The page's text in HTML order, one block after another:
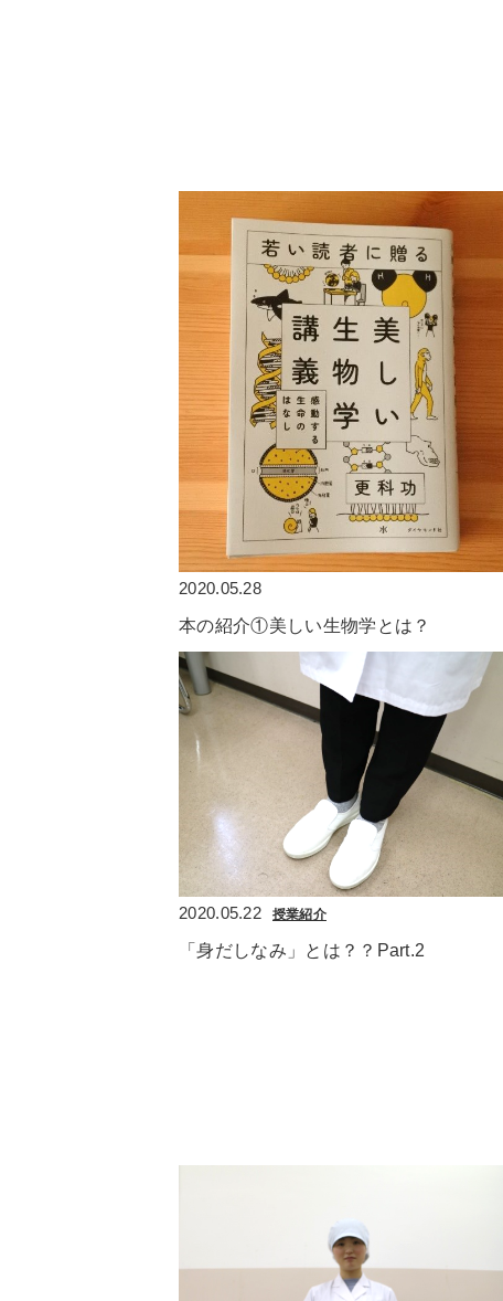
2020.05.28
本の紹介①美しい生物学とは？
2020.05.22 授業紹介
「身だしなみ」とは？？Part.2